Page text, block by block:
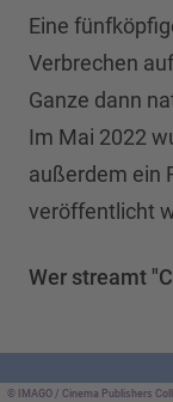
Eine
Verbrechen
Ganze dann
Im Mai 2022
außerdem ein
veröffentlicht
Wer streamt
IMAGO / Cinema Publishers